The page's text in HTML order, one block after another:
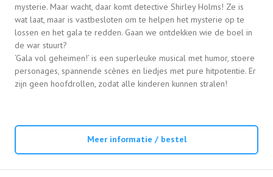
mysterie. Maar wacht, daar komt detective Shirley Holms! Ze is
wat laat, maar is vastbesloten om te helpen het mysterie op te
lossen en het gala te redden. Gaan we ontdekken wie de boel in
de war stuurt?
‘Gala vol geheimen!’ is een superleuke musical met humor, stoere
personages, spannende scènes en liedjes met pure hitpotentie. Er
zijn geen hoofdrollen, zodat alle kinderen kunnen stralen!
Meer informatie / bestel